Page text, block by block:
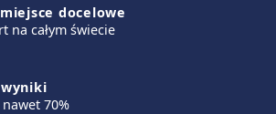
docelowe
na całym świecie
70%